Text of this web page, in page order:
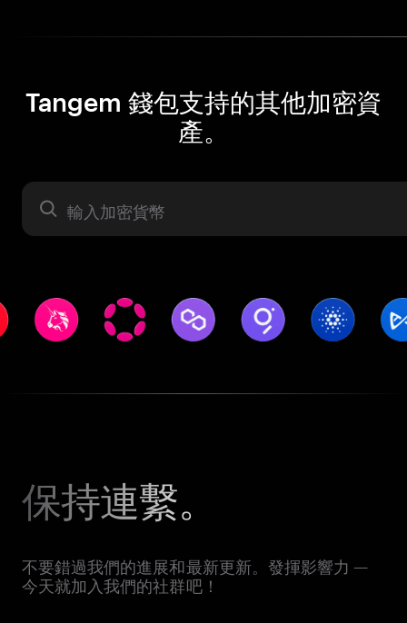
Tangem 錢包支持的其他加密資
產。
資產
保持連繫。
不要錯過我們的進展和最新更新。發揮影響力 —
今天就加入我們的社群吧！